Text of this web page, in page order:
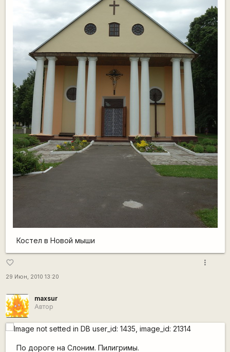
Костел в Новой мыши
favorite_border
29 Июн, 2010 13:20
more_vert
maxsur
Автор
По дороге на Слоним. Пилигримы.